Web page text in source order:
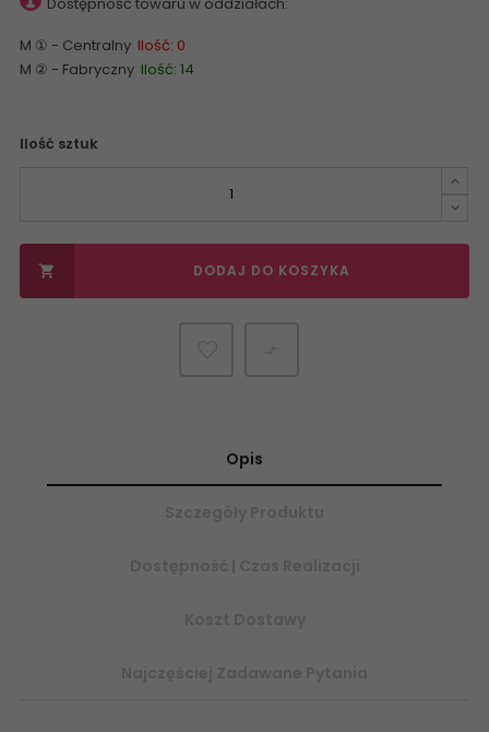
M ① - Centralny Ilość: 0
M ② - Fabryczny Ilość: 14
Ilość sztuk
 DODAJ DO KOSZYKA
Opis